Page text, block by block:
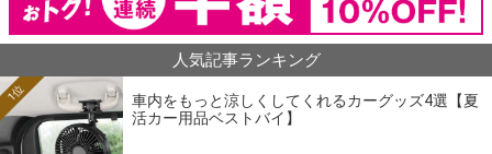
人気記事ランキング
車内をもっと涼しくしてくれるカーグッズ4選【夏
活カー用品ベストバイ】
1位